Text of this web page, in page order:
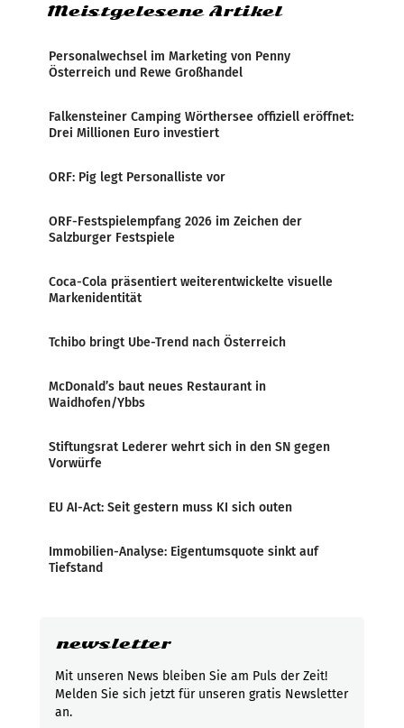
Meistgelesene Artikel
Personalwechsel im Marketing von Penny
Österreich und Rewe Großhandel
Falkensteiner Camping Wörthersee offiziell eröffnet:
Drei Millionen Euro investiert
ORF: Pig legt Personalliste vor
ORF-Festspielempfang 2026 im Zeichen der
Salzburger Festspiele
Coca-Cola präsentiert weiterentwickelte visuelle
Markenidentität
Tchibo bringt Ube-Trend nach Österreich
McDonald’s baut neues Restaurant in
Waidhofen/Ybbs
Stiftungsrat Lederer wehrt sich in den SN gegen
Vorwürfe
EU AI-Act: Seit gestern muss KI sich outen
Immobilien-Analyse: Eigentumsquote sinkt auf
Tiefstand
newsletter
Mit unseren News bleiben Sie am Puls der Zeit!
Melden Sie sich jetzt für unseren gratis Newsletter
an.